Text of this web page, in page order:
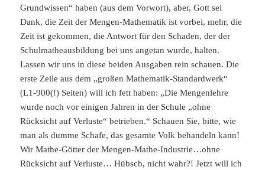
Grundwissen“ haben (aus dem Vorwort), aber, Gott sei
Dank, die Zeit der Mengen-Mathematik ist vorbei, mehr, die
Zeit ist gekommen, die Antwort für den Schaden, der der
Schulmatheausbildung bei uns angetan wurde, halten.
Lassen wir uns in diese beiden Ausgaben rein schauen. Die
erste Zeile aus dem „großen Mathematik-Standardwerk“
(L1-900(!) Seiten) will ich fett haben: „Die Mengenlehre
wurde noch vor einigen Jahren in der Schule „ohne
Rücksicht auf Verluste“ betrieben.“ Schauen Sie, bitte, wie
man als dumme Schafe, das gesamte Volk behandeln kann!
Wir Mathe-Götter der Mengen-Mathe-Industrie…ohne
Rücksicht auf Verluste… Hübsch, nicht wahr?! Jetzt will ich